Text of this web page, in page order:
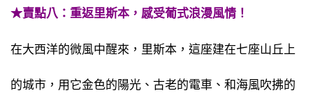
★賣點八：重返里斯本，感受葡式浪漫風情！
在大西洋的微風中醒來，里斯本，這座建在七座山丘上
的城市，用它金色的陽光、古老的電車、和海風吹拂的